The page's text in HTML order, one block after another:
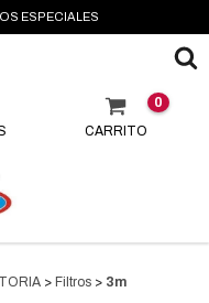
ESPECIALES
CARRITO
0
> Filtros > 3m